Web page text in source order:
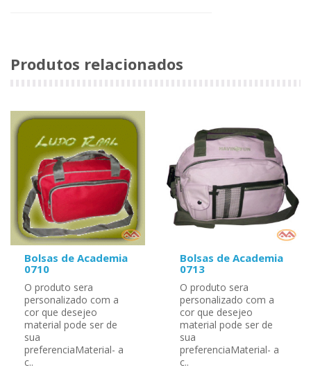
Produtos relacionados
Bolsas de Academia
0710
O produto sera
personalizado com a
cor que desejeo
material pode ser de
sua
preferenciaMaterial- a
c..
Bolsas de Academia
0713
O produto sera
personalizado com a
cor que desejeo
material pode ser de
sua
preferenciaMaterial- a
c..